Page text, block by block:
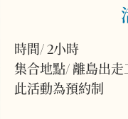
時間/ 2小時
集合地點/ 離島出
此活動為預約制